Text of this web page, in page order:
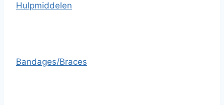
Hulpmiddelen
Bandages/Braces